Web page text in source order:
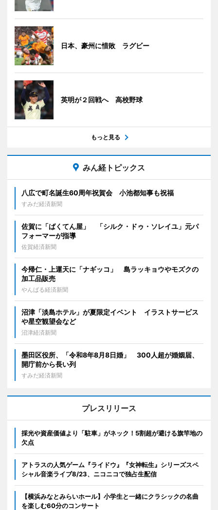
日本、豪州に惜敗 ラグビー
英明が２回戦へ 高校野球
もっと見る
みん経トピックス
八広で町名誕生60周年祝賀会 小池都知事も祝福
すみだ経済新聞
佐賀に「ばくてん屋」 「シルク・ドゥ・ソレイユ」元パ
フォーマーが指導
佐賀経済新聞
今帰仁・上運天に「ナギッコ」 島ラッキョウやモズクの
加工品販売
やんばる経済新聞
沼津「淡島ホテル」が夏限定イベント イラストサービス
や星空観望会など
沼津経済新聞
墨田区役所、「令和8年8月8日婚」 300人超が婚姻届、
開庁前から長い列
すみだ経済新聞
プレスリリース
採光や資産価値より「駐車」がネック！5割超が避ける旗竿地の
欠点
アトラスの人気ゲーム『ライドウ』『女神転生』シリーズスペ
シャル音楽ライブ8/23、ニコニコで独占生配信
【横浜みなとみらいホール】小学生と一緒にクラシックの名曲
を楽しむ60分のコンサート